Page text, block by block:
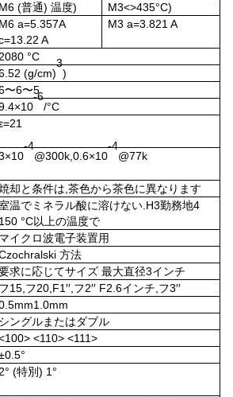
M6 (普通) 温度) M3<>435°C)
M6 a=5.357A
A
M3 a=3.821 A
2080 °C
(g/cm)
3
)
〜6〜5
-6
/°C
-4
@300k,0.6×10
-4
@77k
却と条件は,茶色から茶色に異なります
温でミネラル酸に溶けない. H3勤務地4
150 °C以上の温度で
マイクロ波電子装置用
方法
求に応じてサイズ 最大直径3インチ
フ15 フ20 F1′′ フ2′′ F2.6インチ フ3′′
シングルまたはダブル
<110> <111>
2° (特別) 1°